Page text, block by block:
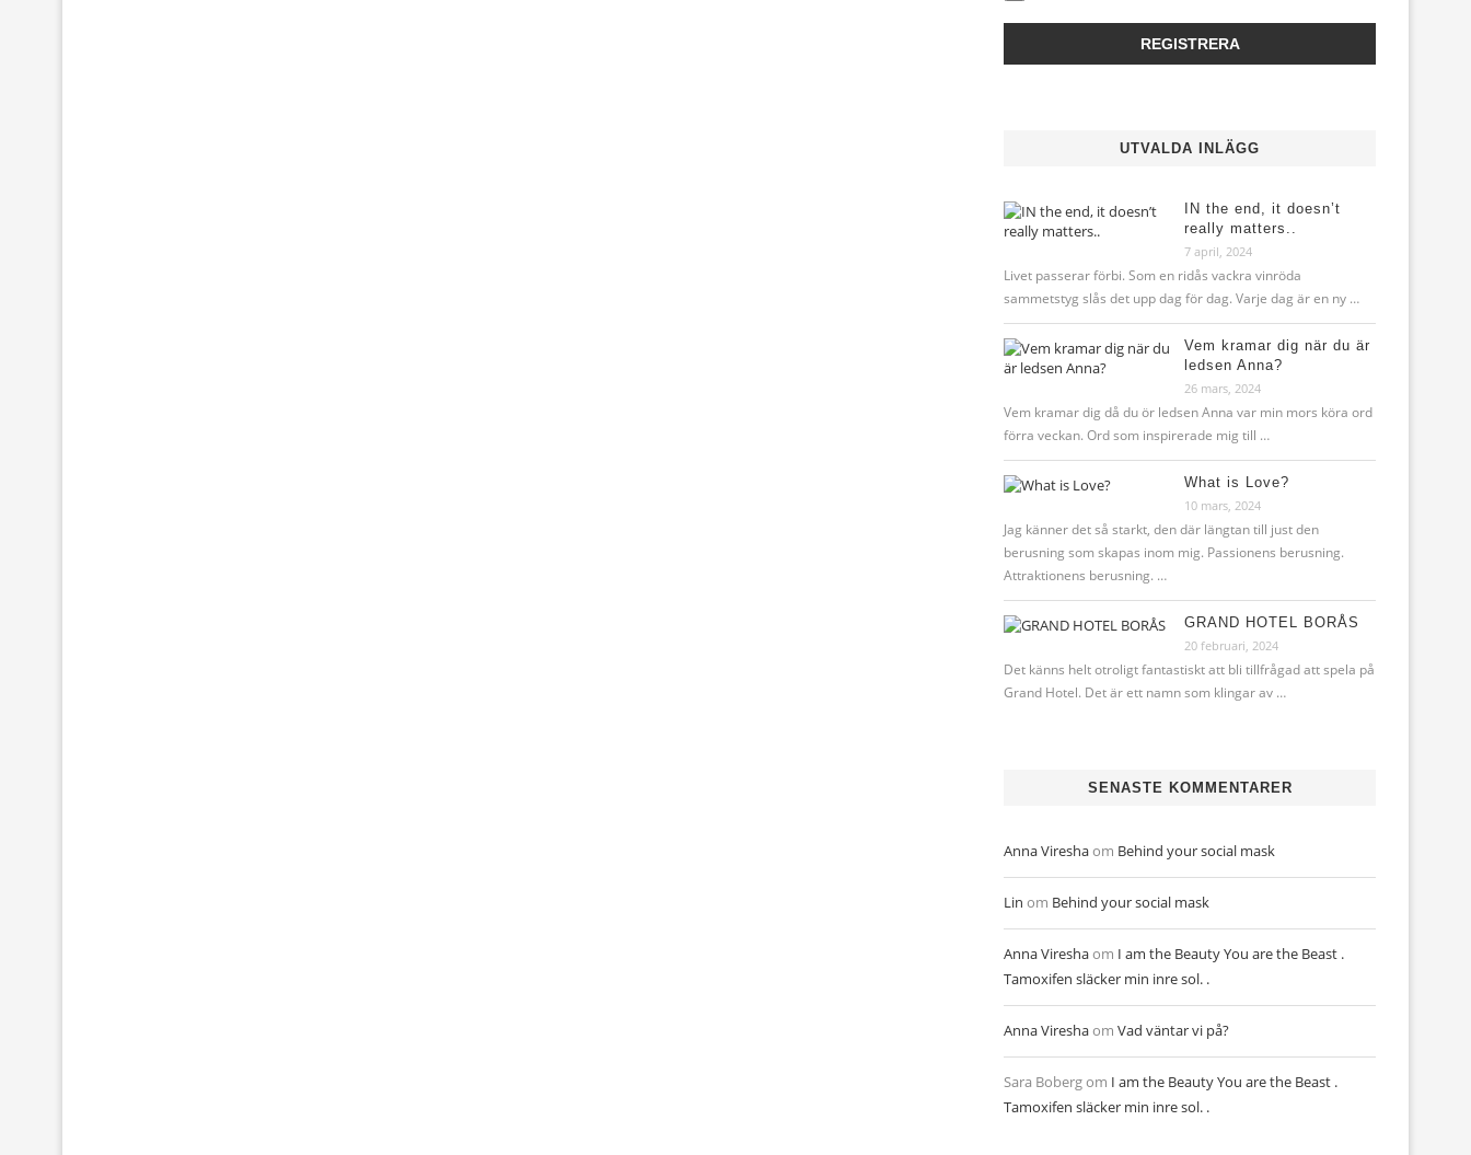
UTVALDA INLÄGG
IN the end, it doesn’t
really matters..
7 april, 2024
Livet passerar förbi. Som en ridås vackra vinröda
sammetstyg slås det upp dag för dag. Varje dag är en ny …
Vem kramar dig när du är
ledsen Anna?
26 mars, 2024
Vem kramar dig då du ör ledsen Anna var min mors köra ord
förra veckan. Ord som inspirerade mig till …
What is Love?
10 mars, 2024
Jag känner det så starkt, den där längtan till just den
berusning som skapas inom mig. Passionens berusning.
Attraktionens berusning. …
GRAND HOTEL BORÅS
20 februari, 2024
Det känns helt otroligt fantastiskt att bli tillfrågad att spela på
Grand Hotel. Det är ett namn som klingar av …
SENASTE KOMMENTARER
Anna Vireshaom Behind your social mask
Lin om Behind your social mask
Anna Vireshaom I am the Beauty You are the Beast .
Tamoxifen släcker min inre sol. .
Anna Vireshaom Vad väntar vi på?
Sara Bobergom I am the Beauty You are the Beast .
Tamoxifen släcker min inre sol. .